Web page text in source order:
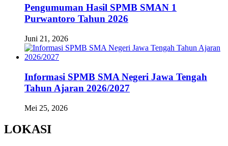
Pengumuman Hasil SPMB SMAN 1
Purwantoro Tahun 2026
Juni 21, 2026
Informasi SPMB SMA Negeri Jawa Tengah
Tahun Ajaran 2026/2027
Mei 25, 2026
LOKASI